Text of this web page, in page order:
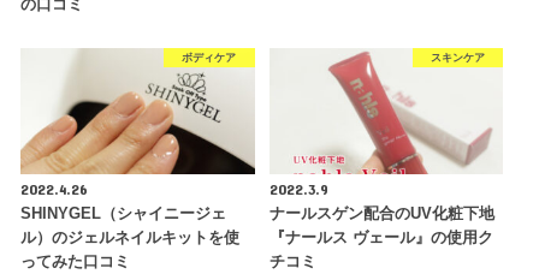
の口コミ
ボディケア
2022.4.26
SHINYGEL（シャイニージェ
ル）のジェルネイルキットを使
ってみた口コミ
スキンケア
2022.3.9
ナールスゲン配合のUV化粧下地
『ナールス ヴェール』の使用ク
チコミ